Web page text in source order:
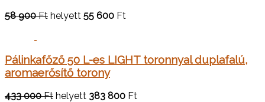
58 900 Ft helyett 55 600 Ft
Pálinkafőző 50 L-es LIGHT toronnyal duplafalú,
aromaerősítő torony
433 000 Ft helyett 383 800 Ft